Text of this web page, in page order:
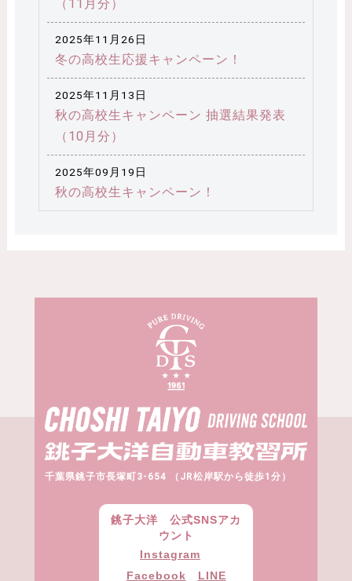
（11月分）
2025年11月26日
冬の高校生応援キャンペーン！
2025年11月13日
秋の高校生キャンペーン 抽選結果発表
（10月分）
2025年09月19日
秋の高校生キャンペーン！
千葉県銚子市長塚町3-654 （JR松岸駅から徒歩1分）
銚子大洋 公式SNSアカ
ウント
Instagram
Facebook
LINE